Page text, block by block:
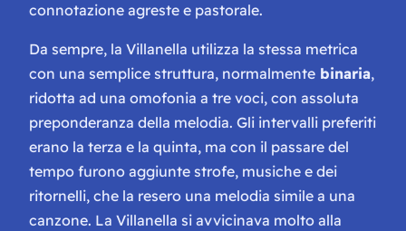
connotazione agreste e pastorale.
Da sempre, la Villanella utilizza la stessa metrica
con una semplice struttura, normalmente binaria,
ridotta ad una omofonia a tre voci, con assoluta
preponderanza della melodia. Gli intervalli preferiti
erano la terza e la quinta, ma con il passare del
tempo furono aggiunte strofe, musiche e dei
ritornelli, che la resero una melodia simile a una
canzone. La Villanella si avvicinava molto alla